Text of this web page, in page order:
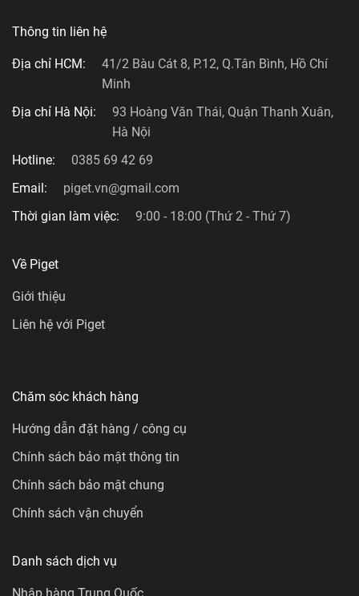
Thông tin liên hệ
Địa chỉ HCM:
41/2 Bàu Cát 8, P.12, Q.Tân Bình, Hồ Chí
Minh
Địa chỉ Hà Nội:
93 Hoàng Văn Thái, Quận Thanh Xuân,
Hà Nội
Hotline:
0385 69 42 69
Email:
piget.vn@gmail.com
Thời gian làm việc:
9:00 - 18:00 (Thứ 2 - Thứ 7)
Về Piget
Giới thiệu
Liên hệ với Piget
Chăm sóc khách hàng
Hướng dẫn đặt hàng / công cụ
Chính sách bảo mật thông tin
Chính sách bảo mật chung
Chính sách vận chuyển
Danh sách dịch vụ